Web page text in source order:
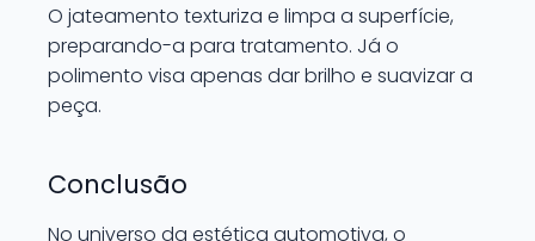
O jateamento texturiza e limpa a superfície,
preparando-a para tratamento. Já o
polimento visa apenas dar brilho e suavizar a
peça.
Conclusão
No universo da estética automotiva, o